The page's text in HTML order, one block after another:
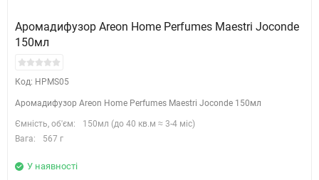
Аромадифузор Areon Home Perfumes Maestri Joconde
150мл
Код: HPMS05
Аромадифузор Areon Home Perfumes Maestri Joconde 150мл
Ємність, об'єм:
150мл (до 40 кв.м ≈ 3-4 міс)
Вага:
567 г
У наявності